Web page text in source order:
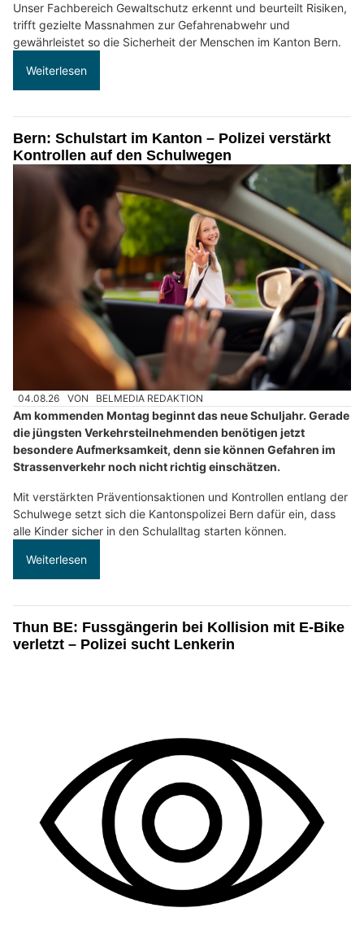
Unser Fachbereich Gewaltschutz erkennt und beurteilt Risiken,
trifft gezielte Massnahmen zur Gefahrenabwehr und
gewährleistet so die Sicherheit der Menschen im Kanton Bern.
Weiterlesen
Bern: Schulstart im Kanton – Polizei verstärkt
Kontrollen auf den Schulwegen
04.08.26 VON BELMEDIA REDAKTION
Am kommenden Montag beginnt das neue Schuljahr. Gerade
die jüngsten Verkehrsteilnehmenden benötigen jetzt
besondere Aufmerksamkeit, denn sie können Gefahren im
Strassenverkehr noch nicht richtig einschätzen.
Mit verstärkten Präventionsaktionen und Kontrollen entlang der
Schulwege setzt sich die Kantonspolizei Bern dafür ein, dass
alle Kinder sicher in den Schulalltag starten können.
Weiterlesen
Thun BE: Fussgängerin bei Kollision mit E-Bike
verletzt – Polizei sucht Lenkerin